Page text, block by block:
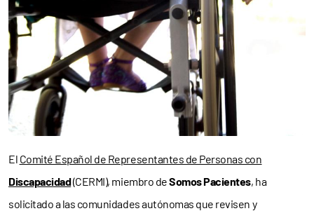
El Comité Español de Representantes de Personas con
Discapacidad(CERMI), miembro deSomos Pacientes, ha
solicitado a las comunidades autónomas que revisen y